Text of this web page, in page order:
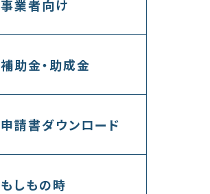
事業者向け
補助金・助成金
申請書ダウンロード
もしもの時